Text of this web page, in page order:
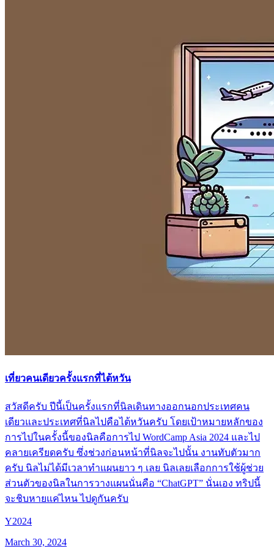
เที่ยวคนเดียวครั้งแรกที่ไต้หวัน
สวัสดีครับ ปีนี้เป็นครั้งแรกที่นิลเดินทางออกนอกประเทศคน
เดียวและประเทศที่นิลไปคือไต้หวันครับ โดยเป้าหมายหลักของ
การไปในครั้งนี้ของนิลคือการไป WordCamp Asia 2024 และไป
คลายเครียดครับ ซึ่งช่วงก่อนหน้าที่นิลจะไปนั้น งานทับตัวมาก
ครับ นิลไม่ได้มีเวลาทำแผนยาว ๆ เลย นิลเลยเลือกการใช้ผู้ช่วย
ส่วนตัวของนิลในการวางแผนนั่นคือ “ChatGPT” นั่นเอง ทริปนี้
จะชิบหายแค่ไหน ไปดูกันครับ
Y2024
March 30, 2024